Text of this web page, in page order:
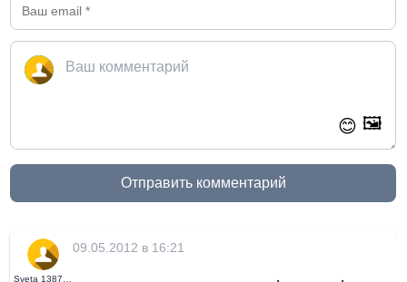
😊 🖼️
Отправить комментарий
09.05.2012 в 16:21